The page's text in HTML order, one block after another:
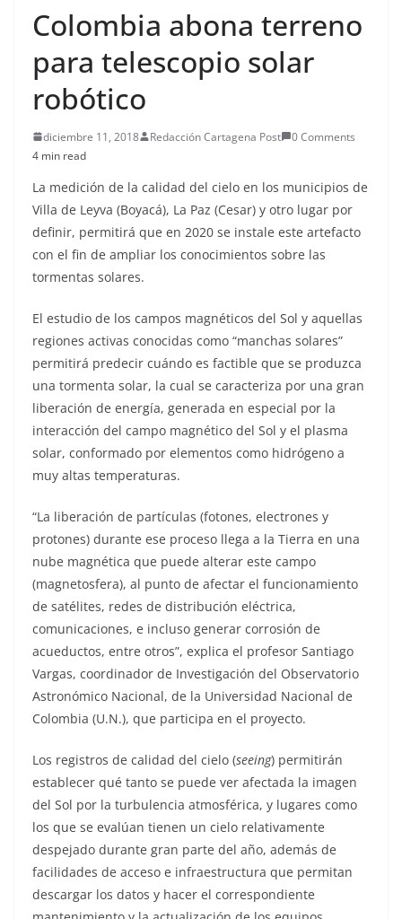
Colombia abona terreno
para telescopio solar
robótico
diciembre 11, 2018 Redacción Cartagena Post
0 Comments
4 min read
La medición de la calidad del cielo en los municipios de
Villa de Leyva (Boyacá), La Paz (Cesar) y otro lugar por
definir, permitirá que en 2020 se instale este artefacto
con el fin de ampliar los conocimientos sobre las
tormentas solares.
El estudio de los campos magnéticos del Sol y aquellas
regiones activas conocidas como “manchas solares”
permitirá predecir cuándo es factible que se produzca
una tormenta solar, la cual se caracteriza por una gran
liberación de energía, generada en especial por la
interacción del campo magnético del Sol y el plasma
solar, conformado por elementos como hidrógeno a
muy altas temperaturas.
“La liberación de partículas (fotones, electrones y
protones) durante ese proceso llega a la Tierra en una
nube magnética que puede alterar este campo
(magnetosfera), al punto de afectar el funcionamiento
de satélites, redes de distribución eléctrica,
comunicaciones, e incluso generar corrosión de
acueductos, entre otros”, explica el profesor Santiago
Vargas, coordinador de Investigación del Observatorio
Astronómico Nacional, de la Universidad Nacional de
Colombia (U.N.), que participa en el proyecto.
Los registros de calidad del cielo (seeing) permitirán
establecer qué tanto se puede ver afectada la imagen
del Sol por la turbulencia atmosférica, y lugares como
los que se evalúan tienen un cielo relativamente
despejado durante gran parte del año, además de
facilidades de acceso e infraestructura que permitan
descargar los datos y hacer el correspondiente